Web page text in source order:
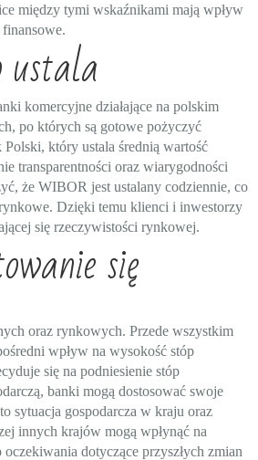
między tymi wskaźnikami mają wpływ
komercyjne działające na polskim
po których są gotowe pożyczyć
który ustala średnią wartość
transparentności oraz wiarygodności
że WIBOR jest ustalany codziennie, co
Dzięki temu klienci i inwestorzy
się rzeczywistości rynkowej.
się
oraz rynkowych. Przede wszystkim
wpływ na wysokość stóp
się na podniesienie stóp
banki mogą dostosować swoje
sytuacja gospodarcza w kraju oraz
innych krajów mogą wpłynąć na
dotyczące przyszłych zmian